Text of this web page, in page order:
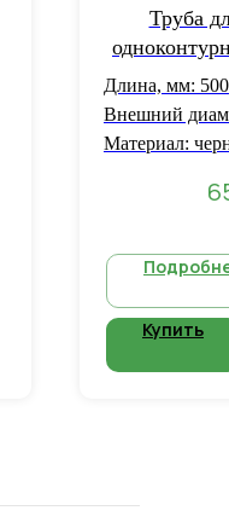
Труба
сталь
Длина, мм: 500
Внешний
Материал:
Купить